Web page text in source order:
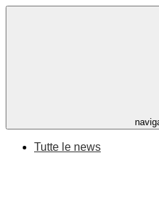
Tutte le news